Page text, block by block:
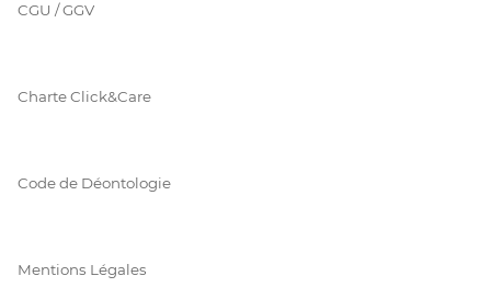
CGU / GGV
Charte Click&Care
Code de Déontologie
Mentions Légales